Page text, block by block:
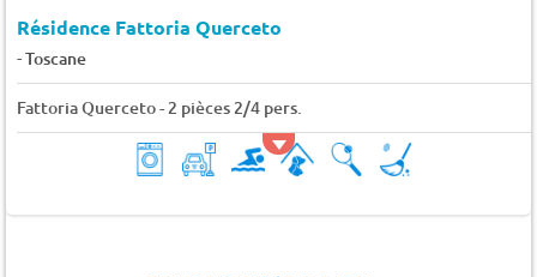
Résidence Fattoria Querceto
-Toscane
Fattoria Querceto - 2 pièces 2/4 pers.